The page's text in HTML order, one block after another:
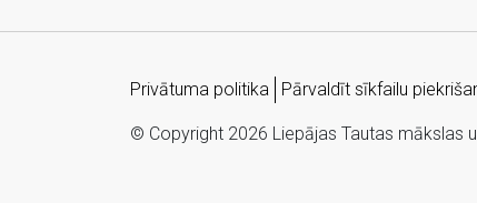
Privātuma politika Pārvaldīt sīkfailu
© Copyright 2026 Liepājas Tautas mākslas